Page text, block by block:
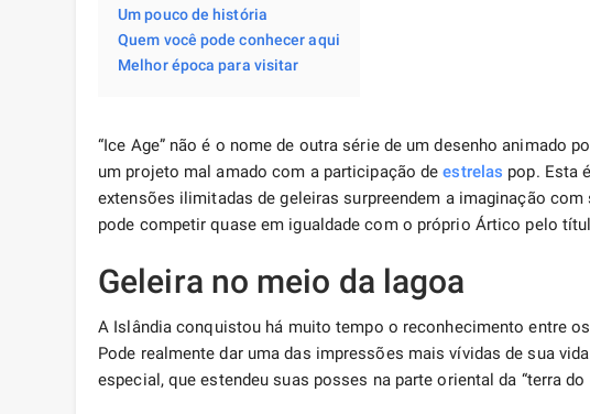
Um pouco de história
Quem você pode conhecer aqui
Melhor época para visitar
“Ice Age” não é o nome de outra série de um desenho animado
um projeto mal amado com a participação deestrelas pop. Esta
extensões ilimitadas de geleiras surpreendem a imaginação
pode competir quase em igualdade com o próprio Ártico pelo
Geleira no meio da lagoa
A Islândia conquistou há muito tempo o reconhecimento entre
Pode realmente dar uma das impressões mais vívidas de sua
especial, que estendeu suas posses na parte oriental da “terra do